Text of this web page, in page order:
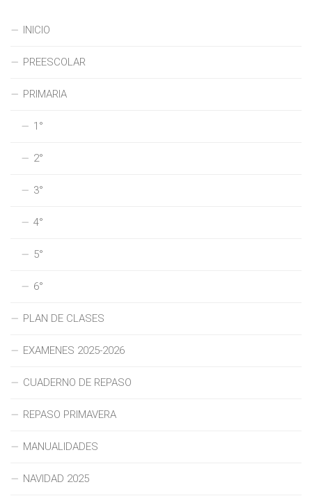
INICIO
PREESCOLAR
PRIMARIA
1°
2°
3°
4°
5°
6°
PLAN DE CLASES
EXAMENES 2025-2026
CUADERNO DE REPASO
REPASO PRIMAVERA
MANUALIDADES
NAVIDAD 2025